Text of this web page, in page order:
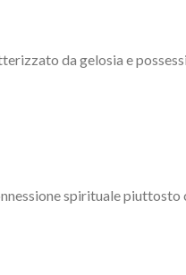
da gelosia e
spirituale piuttosto